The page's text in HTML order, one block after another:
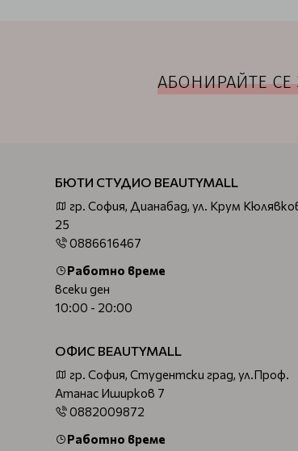
АБОНИРАЙТЕ
БЮТИ СТУДИО BEAUTYMALL
гр. София, Дианабад, ул. Крум
25
0886616467
Работно време
всеки ден
10:00 - 20:00
ОФИС BEAUTYMALL
гр. София, Студентски град, ул.Проф.
Атанас Иширков 7
0882009872
Работно време